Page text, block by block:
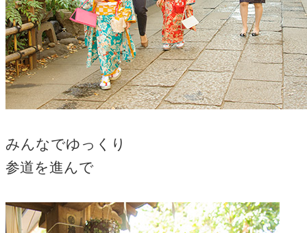
みんなでゆっくり
参道を進んで